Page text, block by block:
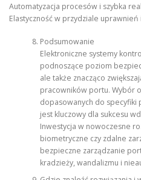
Automatyzacja procesów i szybka
Elastyczność w przydziale
Podsumowanie
Elektroniczne systemy
podnoszące poziom
ale także znacząco
pracowników portu. Wybór
dopasowanych do specyfiki
jest kluczowy dla sukcesu
Inwestycja w nowoczesne
biometryczne czy zdalne
bezpieczne zarządzanie
kradzieży, wandalizmu i